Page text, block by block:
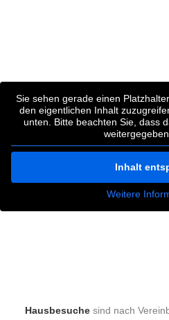
Sie sehen gerade einen
den eigentlichen Inhalt
unten. Bitte beachten Sie, dass
Inhalt
Weitere
Hausbesuche sind nach